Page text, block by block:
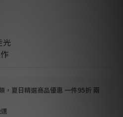
光
，夏日精選商品優惠 一件95折 兩